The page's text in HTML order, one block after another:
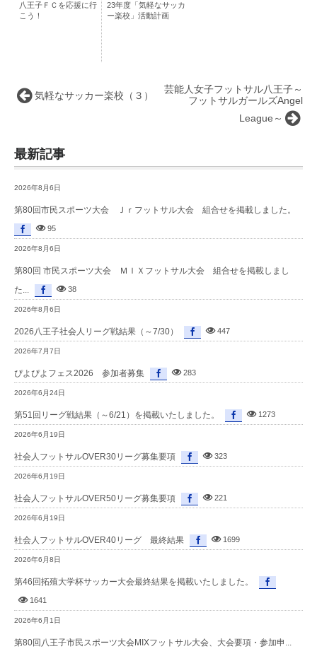
八王子ＦＣを応援に行
こう！
23年度「気軽なサッカ
ー楽校」活動計画
芸能人女子フットサル八王子～
フットサルガールズAngel
League～
気軽なサッカー楽校（３）
最新記事
2026年8月6日
第80回市民スポーツ大会 Ｊｒフットサル大会 組合せを掲載しました。
95
2026年8月6日
第80回 市民スポーツ大会 ＭＩＸフットサル大会 組合せを掲載しまし
た...
38
2026年8月6日
2026八王子社会人リーグ戦結果（～7/30） 447
2026年7月7日
ぴよぴよフェス2026 参加者募集 283
2026年6月24日
第51回リーグ戦結果（～6/21）を掲載いたしました。 1273
2026年6月19日
社会人フットサルOVER30リーグ募集要項 323
2026年6月19日
社会人フットサルOVER50リーグ募集要項 221
2026年6月19日
社会人フットサルOVER40リーグ 最終結果 1699
2026年6月8日
第46回拓殖大学杯サッカー大会最終結果を掲載いたしました。
1641
2026年6月1日
第80回八王子市民スポーツ大会MIXフットサル大会、大会要項・参加申...